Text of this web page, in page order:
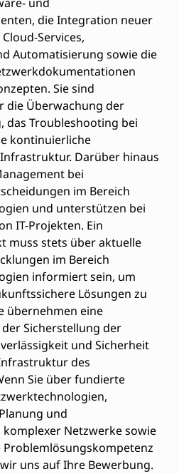
die Integration neuer
Services,
Automatisierung sowie die
Sie sind
die Überwachung der
das Troubleshooting bei
kontinuierliche
Darüber hinaus
bei
im Bereich
und unterstützen bei
IT-Projekten. Ein
muss stets über aktuelle
im Bereich
informiert sein, um
Lösungen zu
übernehmen eine
Sicherstellung der
und Sicherheit
des
Sie über fundierte
und
Netzwerke sowie
uns auf Ihre Bewerbung.